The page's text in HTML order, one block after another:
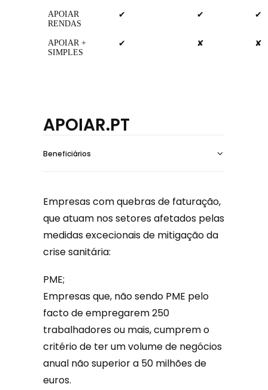
APOIAR
RENDAS
✔ ✔ ✔
APOIAR +
SIMPLES
✔ ✘ ✘
APOIAR.PT
Beneficiários
Empresas com quebras de faturação,
que atuam nos setores afetados pelas
medidas excecionais de mitigação da
crise sanitária:
PME;
Empresas que, não sendo PME pelo
facto de empregarem 250
trabalhadores ou mais, cumprem o
critério de ter um volume de negócios
anual não superior a 50 milhões de
euros.